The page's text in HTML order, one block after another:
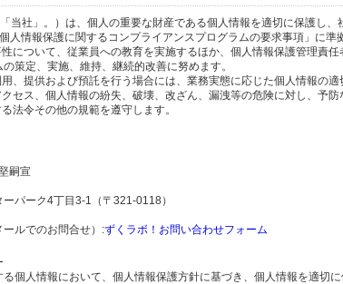
当社」。）は、個人の重要な財産である個人情報を適切に保護し
人情報保護に関するコンプライアンスプログラムの要求事項」に準
について、従業員への教育を実施するほか、個人情報保護管理責
策定、実施、維持、継続的改善に努めます。
、提供および預託を行う場合には、業務実態に応じた個人情報の適
セス、個人情報の紛失、破壊、改ざん、漏洩等の危険に対し、予防
法令その他の規範を遵守します。
嗣宣
パーク4丁目3-1（〒321-0118）
ルでのお問合せ）:ずくラボ！お問い合わせフォーム
る個人情報において、個人情報保護方針に基づき、個人情報を適切